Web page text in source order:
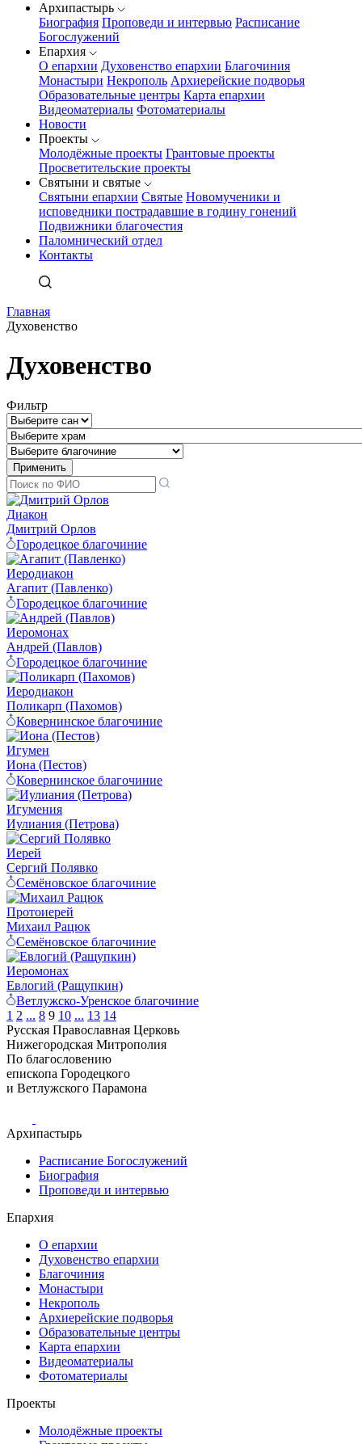
Архипастырь
Биография Проповеди и интервью Расписание
Богослужений
Епархия
О епархии Духовенство епархии Благочиния
Монастыри Некрополь Архиерейские подворья
Образовательные центры Карта епархии
Видеоматериалы Фотоматериалы
Новости
Проекты
Молодёжные проекты Грантовые проекты
Просветительские проекты
Святыни и святые
Святыни епархии Святые Новомученики и
исповедники пострадавшие в годину гонений
Подвижники благочестия
Паломнический отдел
Контакты
Главная
Духовенство
Духовенство
Фильтр
Диакон
Дмитрий Орлов
Городецкое благочиние
Иеродиакон
Агапит (Павленко)
Городецкое благочиние
Иеромонах
Андрей (Павлов)
Городецкое благочиние
Иеродиакон
Поликарп (Пахомов)
Ковернинское благочиние
Игумен
Иона (Пестов)
Ковернинское благочиние
Игумения
Иулиания (Петрова)
Иерей
Сергий Полявко
Семёновское благочиние
Протоиерей
Михаил Рацюк
Семёновское благочиние
Иеромонах
Евлогий (Ращупкин)
Ветлужско-Уренское благочиние
1 2 ... 8 9 10 ... 13 14
Русская Православная Церковь
Нижегородская Митрополия
По благословению
епископа Городецкого
и Ветлужского Парамона
Архипастырь
Расписание Богослужений
Биография
Проповеди и интервью
Епархия
О епархии
Духовенство епархии
Благочиния
Монастыри
Некрополь
Архиерейские подворья
Образовательные центры
Карта епархии
Видеоматериалы
Фотоматериалы
Проекты
Молодёжные проекты